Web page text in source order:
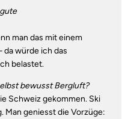
man das mit einem
da würde ich das
belastet.
bewusst Bergluft?
Schweiz gekommen. Ski
Man geniesst die Vorzüge: